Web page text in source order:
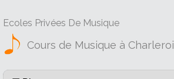
Ecoles Privées De Musique
Cours de Musique à Charleroi